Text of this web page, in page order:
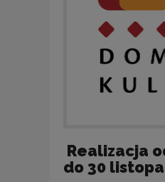
Realizacja
do 30